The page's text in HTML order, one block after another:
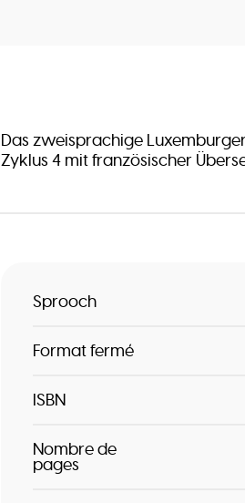
Das zweisprachige
Zyklus 4 mit französischer
Sprooch
Format fermé
ISBN
Nombre de
pages